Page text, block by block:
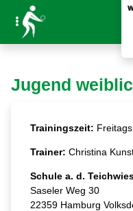
Jugend
Trainingszeit:
Trainer: Christina
Schule a. d.
Saseler Weg 30
22359 Hamburg